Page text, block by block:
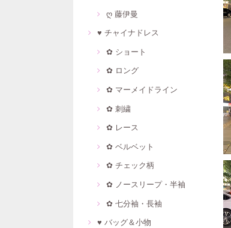
ღ 藤伊曼
♥ チャイナドレス
✿ ショート
✿ ロング
✿ マーメイドライン
✿ 刺繍
✿ レース
✿ ベルベット
✿ チェック柄
✿ ノースリープ・半袖
✿ 七分袖・長袖
♥ バッグ＆小物